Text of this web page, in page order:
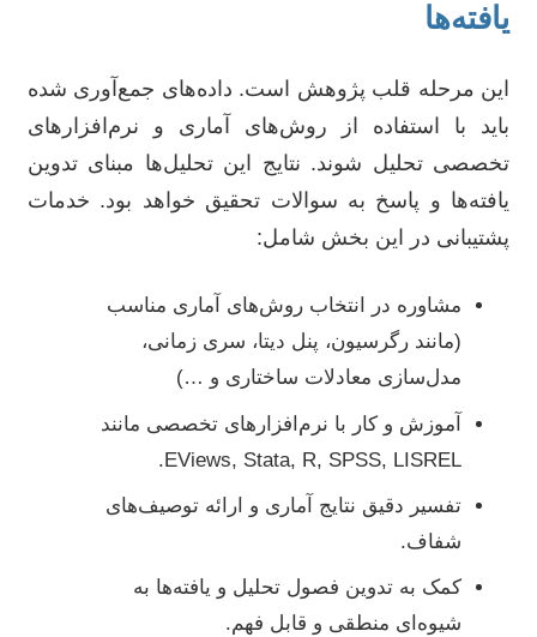
یافته‌ها
این مرحله قلب پژوهش است. داده‌های جمع‌آوری شده
باید با استفاده از روش‌های آماری و نرم‌افزارهای
تخصصی تحلیل شوند. نتایج این تحلیل‌ها مبنای تدوین
یافته‌ها و پاسخ به سوالات تحقیق خواهد بود. خدمات
پشتیبانی در این بخش شامل:
مشاوره در انتخاب روش‌های آماری مناسب
(مانند رگرسیون، پنل دیتا، سری زمانی،
مدل‌سازی معادلات ساختاری و …)
آموزش و کار با نرم‌افزارهای تخصصی مانند
EViews, Stata, R, SPSS, LISREL.
تفسیر دقیق نتایج آماری و ارائه توصیف‌های
شفاف.
کمک به تدوین فصول تحلیل و یافته‌ها به
شیوه‌ای منطقی و قابل فهم.